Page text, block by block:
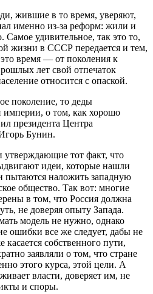
жившие в то время, уверяют,
именно из-за реформ: жили и
Самое удивительное, так это то,
жизни в СССР передается и тем,
время — от поколения к
лет свой отпечаток
относится с опаской.
поколение, то деды
империи, о том, как хорошо
президента Центра
Бунин.
утверждающие тот факт, что
идеи, которые нашли
пытаются наложить западную
общество. Так вот: многие
в том, что Россия должна
не доверяя опыту Запада.
модель не нужно, однако
ошибки все же следует, дабы не
собственного пути,
заявляли о том, что стране
этого курса, этой цели. А
власти, доверяет им, не
и споры.